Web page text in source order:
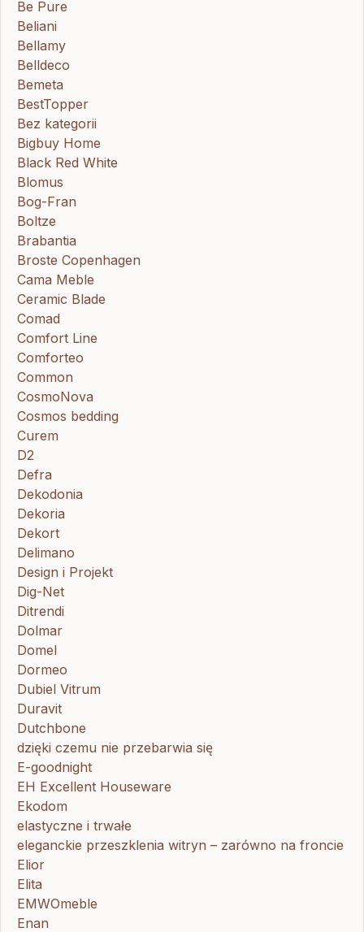
Be Pure
Beliani
Bellamy
Belldeco
Bemeta
BestTopper
Bez kategorii
Bigbuy Home
Black Red White
Blomus
Bog-Fran
Boltze
Brabantia
Broste Copenhagen
Cama Meble
Ceramic Blade
Comad
Comfort Line
Comforteo
Common
CosmoNova
Cosmos bedding
Curem
D2
Defra
Dekodonia
Dekoria
Dekort
Delimano
Design i Projekt
Dig-Net
Ditrendi
Dolmar
Domel
Dormeo
Dubiel Vitrum
Duravit
Dutchbone
dzięki czemu nie przebarwia się
E-goodnight
EH Excellent Houseware
Ekodom
elastyczne i trwałe
eleganckie przeszklenia witryn – zarówno na froncie
Elior
Elita
EMWOmeble
Enan